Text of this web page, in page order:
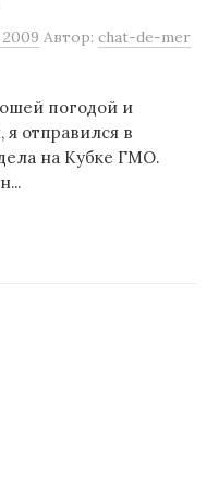
2009 Автор: chat-de-mer
погодой и
отправился в
на Кубке ГМО.